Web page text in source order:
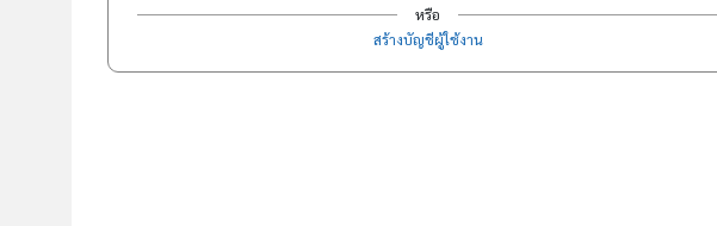
หรือ
สร้างบัญชีผู้ใช้งาน